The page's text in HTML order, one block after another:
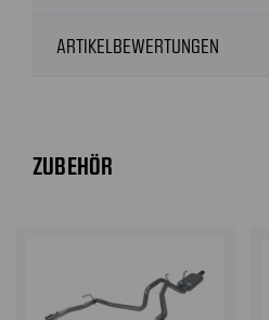
ARTIKELBEWERTUNGEN
ZUBEHÖR